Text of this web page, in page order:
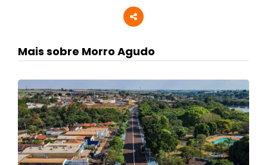
Mais sobre Morro Agudo